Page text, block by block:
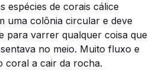
espécies de corais cálice
uma colônia circular e deve
para varrer qualquer coisa que
no meio. Muito fluxo e
coral a cair da rocha.